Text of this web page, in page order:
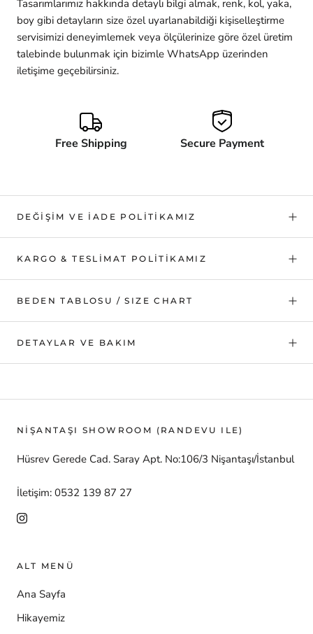
Tasarımlarımız hakkında detaylı bilgi almak, renk, kol, yaka,
boy gibi detayların size özel uyarlanabildiği kişiselleştirme
servisimizi deneyimlemek veya ölçülerinize göre özel üretim
talebinde bulunmak için bizimle WhatsApp üzerinden
iletişime geçebilirsiniz.
Free Shipping Secure Payment
DEĞIŞIM VE İADE POLITIKAMIZ
KARGO & TESLIMAT POLITIKAMIZ
BEDEN TABLOSU / SIZE CHART
DETAYLAR VE BAKIM
NİŞANTAŞI SHOWROOM (RANDEVU ILE)
Hüsrev Gerede Cad. Saray Apt. No:106/3 Nişantaşı/İstanbul
İletişim: 0532 139 87 27
ALT MENÜ
Ana Sayfa
Hikayemiz